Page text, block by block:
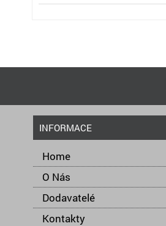
INFORMACE
Home
O Nás
Dodavatelé
Kontakty